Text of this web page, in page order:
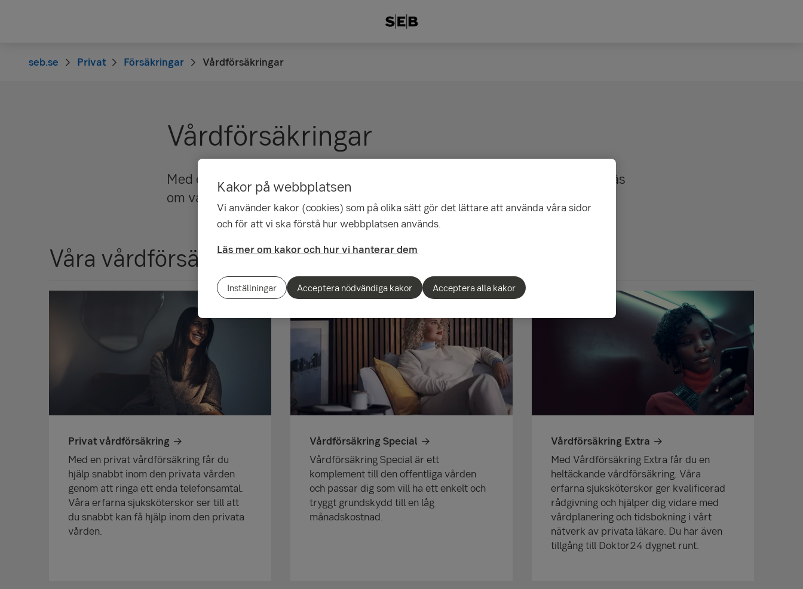
seb.se Privat Försäkringar Vårdförsäkringar
Vårdförsäkringar
Med en privat vårdförsäkring får du hjälp snabbt inom den privata vården. Läs
om våra alternativ.
Våra vårdförsäkringar
Privat vårdförsäkring
Med en privat vårdförsäkring får du
hjälp snabbt inom den privata vården
genom att ringa ett enda telefonsamtal.
Våra erfarna sjuksköterskor ser till att
du snabbt kan få hjälp inom den privata
vården.
Vårdförsäkring Special
Vårdförsäkring Special är ett
komplement till den offentliga vården
och passar dig som vill ha ett enkelt och
tryggt grundskydd till en låg
månadskostnad.
Vårdförsäkring Extra
Med Vårdförsäkring Extra får du en
heltäckande vårdförsäkring. Våra
erfarna sjuksköterskor ger kvalificerad
rådgivning och hjälper dig vidare med
vårdplanering och tidsbokning i vårt
nätverk av privata läkare. Du har även
tillgång till Doktor24 dygnet runt.
Kakor på webbplatsen
Vi använder kakor (cookies) som på olika sätt gör det lättare att använda våra sidor
och för att vi ska förstå hur webbplatsen används.
Läs mer om kakor och hur vi hanterar dem
Inställningar Acceptera nödvändiga kakor Acceptera alla kakor